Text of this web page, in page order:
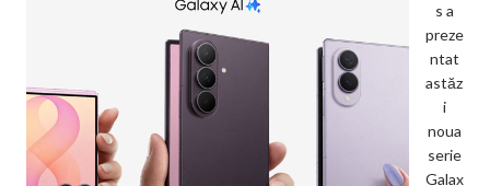
s a
preze
ntat
astăz
i
noua
serie
Galax